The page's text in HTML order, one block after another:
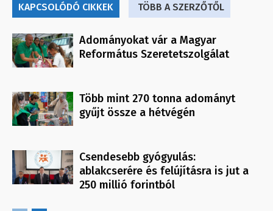
KAPCSOLÓDÓ CIKKEK TÖBB A SZERZŐTŐL
Adományokat vár a Magyar
Református Szeretetszolgálat
Több mint 270 tonna adományt
gyűjt össze a hétvégén
Csendesebb gyógyulás:
ablakcserére és felújításra is jut a
250 millió forintból